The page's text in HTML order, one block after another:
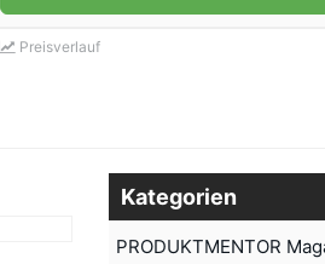
Preisverlauf
Kategorien
PRODUKTMENTOR